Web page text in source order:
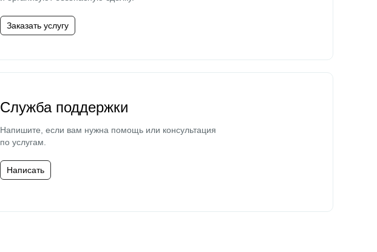
Заказать услугу
Служба поддержки
Напишите, если вам нужна помощь или консультация
по услугам.
Написать